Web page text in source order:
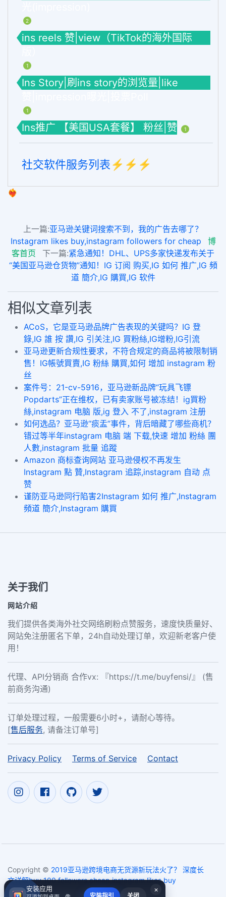
2
ins reels 赞|view（TikTok的海外国际
1
Ins Story|刷ins story的浏览量|like
1
Ins推广 【美国USA套餐】 粉丝|赞 1
社交软件服务列表⚡️⚡️⚡️
❤️‍🔥
上一篇:亚马逊关键词搜索不到，我的广告去哪了？
Instagram likes buy,instagram followers for cheap
博
客首页
下一篇:紧急通知！DHL、UPS多家快递发布关于
“美国亚马逊仓货物”通知！IG 订阅 购买,IG 如何 推广,IG 頻
道 簡介,IG 購買,IG 软件
相似文章列表
ACoS，它是亚马逊品牌广告表现的关键吗？IG 登
錄,IG 誰 按 讚,IG 引关注,IG 買粉絲,IG增粉,IG引流
亚马逊更新合规性要求，不符合规定的商品将被限制销
售！IG帳號買賣,IG 粉絲 購買,如何 增加 instagram 粉
丝
案件号：21-cv-5916，亚马逊新品牌“玩具飞镖
Popdarts”正在维权，已有卖家账号被冻结！ig買粉
絲,instagram 电脑 版,ig 登入 不了,instagram 注册
如何选品？亚马逊“痰盂”事件，背后暗藏了哪些商机？
错过等半年instagram 电脑 端 下载,快速 增加 粉絲 團
人數,instagram 批量 追蹤
Amazon 商标查询网站 亚马逊侵权不再发生
Instagram 點 贊,Instagram 追踪,instagram 自动 点
赞
谨防亚马逊同行陷害2Instagram 如何 推广,Instagram
頻道 簡介,Instagram 購買
关于我们
网站介绍
我们提供各类海外社交网络刷粉点赞服务，速度快质量好、
网站免注册匿名下单，24h自动处理订单，欢迎新老客户使
用！
代理、API分销商 合作vx: 『https://t.me/buyfensi/』 (售
前商务沟通)
订单处理过程，一般需要6小时+，请耐心等待。
[售后服务, 请备注订单号]
Privacy Policy Terms of Service Contact
Copyright © 2019亚马逊跨境电商无货源新玩法火了？ 深度长
文详解buy 100 followers cheap,instagram likes buy
2017~2026
×
安装应用